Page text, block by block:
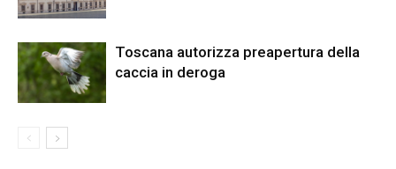
Toscana autorizza preapertura della
caccia in deroga